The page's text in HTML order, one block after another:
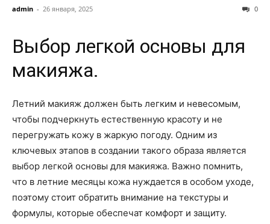
admin - 26 января, 2025 0
Выбор легкой основы для
макияжа.
Летний макияж должен быть легким и невесомым,
чтобы подчеркнуть естественную красоту и не
перегружать кожу в жаркую погоду. Одним из
ключевых этапов в создании такого образа является
выбор легкой основы для макияжа. Важно помнить,
что в летние месяцы кожа нуждается в особом уходе,
поэтому стоит обратить внимание на текстуры и
формулы, которые обеспечат комфорт и защиту.